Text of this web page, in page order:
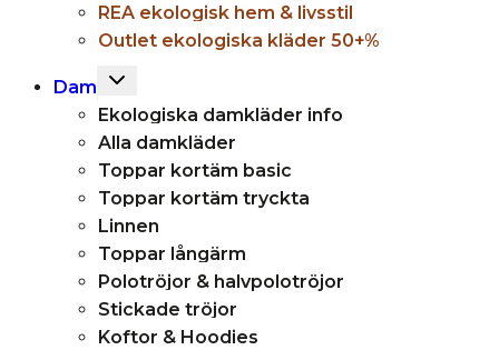
REA ekologisk hem & livsstil
Outlet ekologiska kläder 50+%
Dam
Toggle
menu
Ekologiska damkläder info
Alla damkläder
Toppar kortäm basic
Toppar kortäm tryckta
Linnen
Toppar långärm
Polotröjor & halvpolotröjor
Stickade tröjor
Koftor & Hoodies